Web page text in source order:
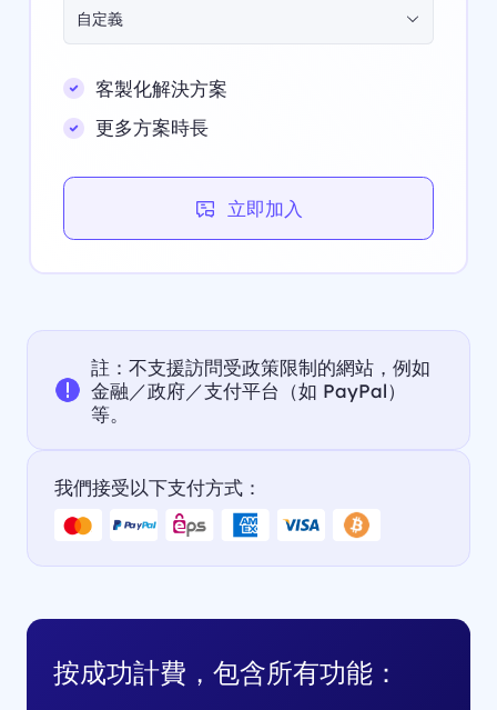
自定義
客製化解決方案
更多方案時長
立即加入
註：不支援訪問受政策限制的網站，例如
金融／政府／支付平台（如 PayPal）
等。
我們接受以下支付方式：
按成功計費，包含所有功能：